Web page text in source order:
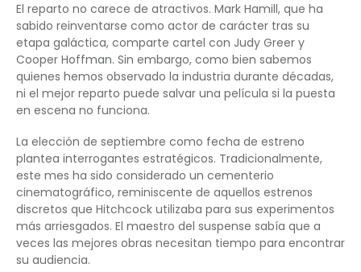
El reparto no carece de atractivos. Mark Hamill, que ha
sabido reinventarse como actor de carácter tras su
etapa galáctica, comparte cartel con Judy Greer y
Cooper Hoffman. Sin embargo, como bien sabemos
quienes hemos observado la industria durante décadas,
ni el mejor reparto puede salvar una película si la puesta
en escena no funciona.
La elección de septiembre como fecha de estreno
plantea interrogantes estratégicos. Tradicionalmente,
este mes ha sido considerado un cementerio
cinematográfico, reminiscente de aquellos estrenos
discretos que Hitchcock utilizaba para sus experimentos
más arriesgados. El maestro del suspense sabía que a
veces las mejores obras necesitan tiempo para encontrar
su audiencia.